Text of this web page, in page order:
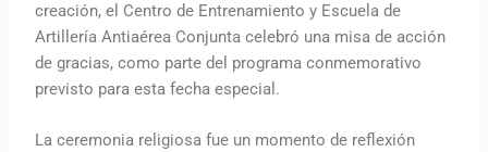
creación, el Centro de Entrenamiento y Escuela de
Artillería Antiaérea Conjunta celebró una misa de acción
de gracias, como parte del programa conmemorativo
previsto para esta fecha especial.
La ceremonia religiosa fue un momento de reflexión